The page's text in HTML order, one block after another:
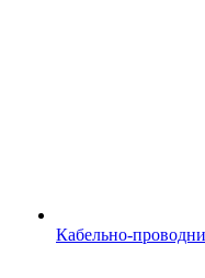
Кабельно-